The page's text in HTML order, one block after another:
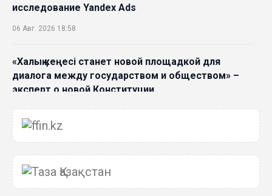
исследование Yandex Ads
06 Авг. 2026 18:58
«Халық кеңесі станет новой площадкой для
диалога между государством и обществом» –
эксперт о новой Конституции
06 Авг. 2026 15:51
Главное значение новой Конституции –
приблизить государство к человеку –Жанара
Джигитекова